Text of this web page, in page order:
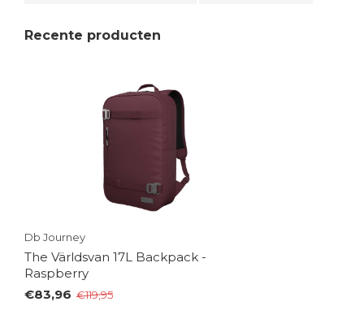
Recente producten
Db Journey
The Världsvan 17L Backpack -
Raspberry
€83,96 €119,95